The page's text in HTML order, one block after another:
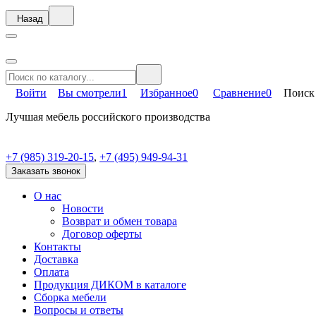
Назад
Войти Вы смотрели1 Избранное0 Сравнение0 Поиск
Лучшая мебель российского производства
+7 (985) 319-20-15, +7 (495) 949-94-31
Заказать звонок
О нас
Новости
Возврат и обмен товара
Договор оферты
Контакты
Доставка
Оплата
Продукция ДИКОМ в каталоге
Сборка мебели
Вопросы и ответы